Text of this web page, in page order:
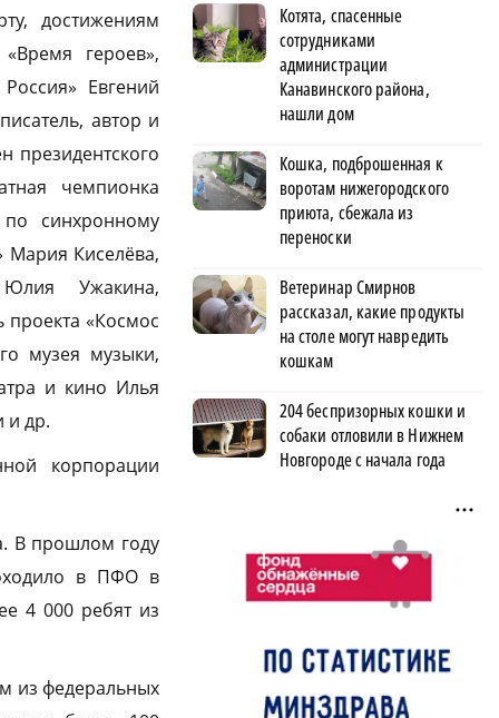
достижениям
героев»,
Евгений
автор и
президентского
чемпионка
синхронному
Мария Киселёва,
Юлия Ужакина,
проекта «Космос
музея музыки,
и кино Илья
и др.
корпорации
В прошлом году
в ПФО в
4 000 ребят из
из федеральных
Котята, спасенные
сотрудниками
администрации
Канавинского района,
нашли дом
Кошка, подброшенная к
воротам нижегородского
приюта, сбежала из
переноски
Ветеринар Смирнов
рассказал, какие продукты
на столе могут навредить
кошкам
204 беспризорных кошки и
собаки отловили в Нижнем
Новгороде с начала года